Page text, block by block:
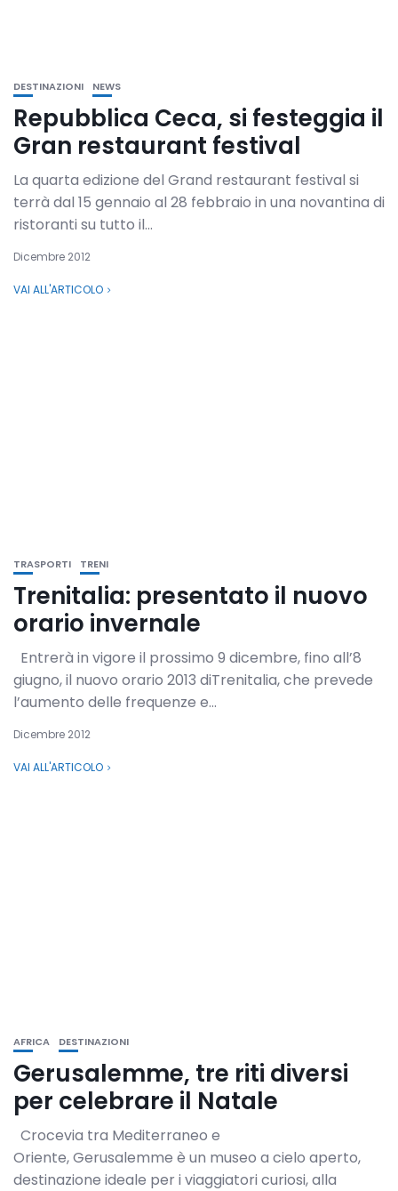
DESTINAZIONI NEWS
Repubblica Ceca, si festeggia il
Gran restaurant festival
La quarta edizione del Grand restaurant festival si
terrà dal 15 gennaio al 28 febbraio in una novantina di
ristoranti su tutto il...
Dicembre 2012
VAI ALL'ARTICOLO
TRASPORTI TRENI
Trenitalia: presentato il nuovo
orario invernale
Entrerà in vigore il prossimo 9 dicembre, fino all’8
giugno, il nuovo orario 2013 diTrenitalia, che prevede
l’aumento delle frequenze e...
Dicembre 2012
VAI ALL'ARTICOLO
AFRICA DESTINAZIONI
Gerusalemme, tre riti diversi
per celebrare il Natale
Crocevia tra Mediterraneo e
Oriente, Gerusalemme è un museo a cielo aperto,
destinazione ideale per i viaggiatori curiosi, alla